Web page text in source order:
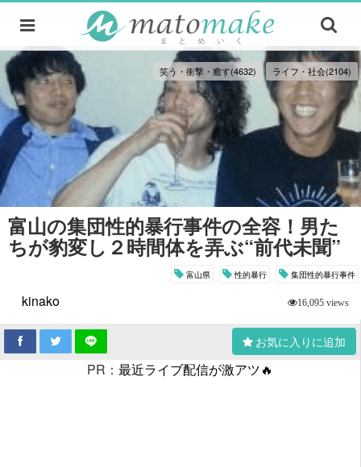
笑う・衝撃・癒す(4632) ライフ・社会(2104)
富山の集団性的暴行事件の全容！男た
ちが豹変し２時間体を弄ぶ“前代未聞”
富山県 性的暴行 集団性的暴行事件
kinako 16,095 views
お気に入りに追加
PR： 最近ライブ配信が激アツ🔥